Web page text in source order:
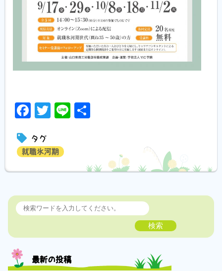
Facebook
Twitter
Line
タグ
就職氷河期
検索
最新の投稿